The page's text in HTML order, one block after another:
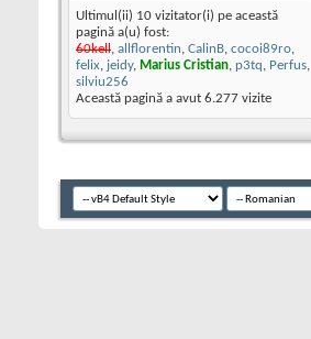
Ultimul(ii) 10 vizitator(i) pe această
pagină a(u) fost:
60kell, allflorentin, CalinB, cocoi89ro,
felix, jeidy, Marius Cristian, p3tq, Perfus,
silviu256
Această pagină a avut 6.277 vizite